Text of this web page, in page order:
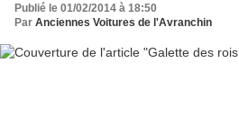
Publié le 01/02/2014 à 18:50
Par Anciennes Voitures de l'Avranchin